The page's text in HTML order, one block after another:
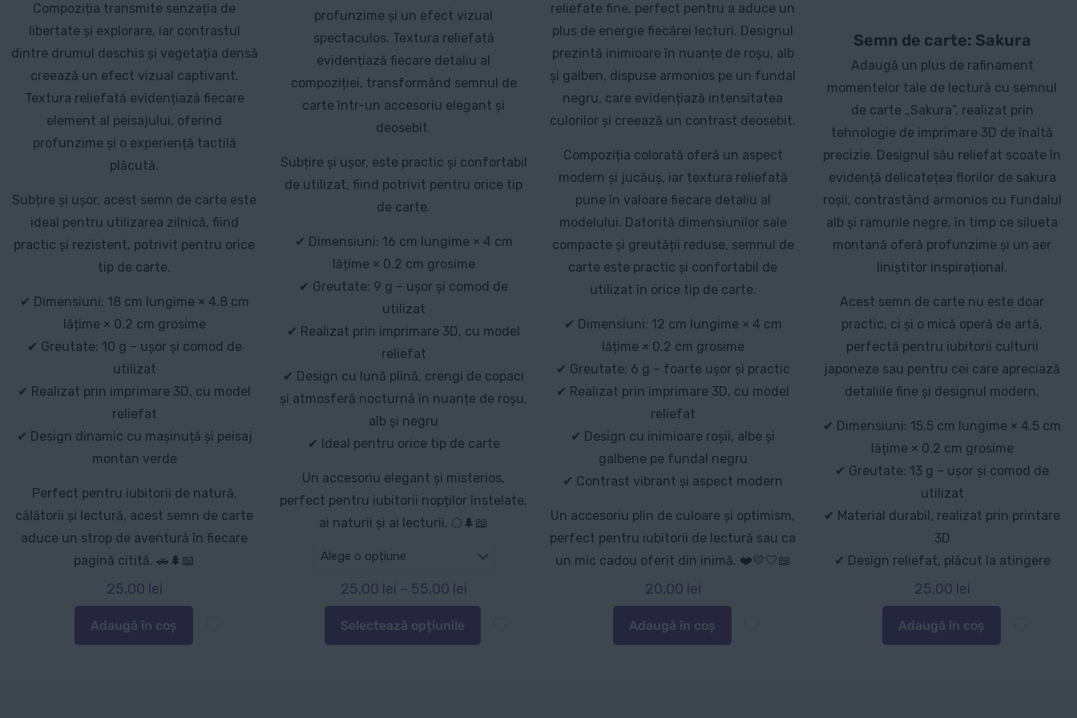
Compoziția transmite senzația de
libertate și explorare, iar contrastul
dintre drumul deschis și vegetația densă
creează un efect vizual captivant.
Textura reliefată evidențiază fiecare
element al peisajului, oferind
profunzime și o experiență tactilă
plăcută.
Subțire și ușor, acest semn de carte este
ideal pentru utilizarea zilnică, fiind
practic și rezistent, potrivit pentru orice
tip de carte.
✔ Dimensiuni: 18 cm lungime × 4.8 cm
lățime × 0.2 cm grosime
✔ Greutate: 10 g – ușor și comod de
utilizat
✔ Realizat prin imprimare 3D, cu model
reliefat
✔ Design dinamic cu mașinuță și peisaj
montan verde
Perfect pentru iubitorii de natură,
călătorii și lectură, acest semn de carte
aduce un strop de aventură în fiecare
pagină citită. 🚗🌲📖
25,00 lei
Adaugă în coș
profunzime și un efect vizual
spectaculos. Textura reliefată
evidențiază fiecare detaliu al
compoziției, transformând semnul de
carte într-un accesoriu elegant și
deosebit.
Subțire și ușor, este practic și confortabil
de utilizat, fiind potrivit pentru orice tip
de carte.
✔ Dimensiuni: 16 cm lungime × 4 cm
lățime × 0.2 cm grosime
✔ Greutate: 9 g – ușor și comod de
utilizat
✔ Realizat prin imprimare 3D, cu model
reliefat
✔ Design cu lună plină, crengi de copaci
și atmosferă nocturnă în nuanțe de roșu,
alb și negru
✔ Ideal pentru orice tip de carte
Un accesoriu elegant și misterios,
perfect pentru iubitorii nopților înstelate,
ai naturii și ai lecturii. 🌕🌲📖
25,00 lei – 55,00 lei
de
Selectează opțiunile
reliefate fine, perfect pentru a aduce un
plus de energie fiecărei lecturi. Designul
prezintă inimioare în nuanțe de roșu, alb
și galben, dispuse armonios pe un fundal
negru, care evidențiază intensitatea
culorilor și creează un contrast deosebit.
Compoziția colorată oferă un aspect
modern și jucăuș, iar textura reliefată
pune în valoare fiecare detaliu al
modelului. Datorită dimensiunilor sale
compacte și greutății reduse, semnul de
carte este practic și confortabil de
utilizat în orice tip de carte.
✔ Dimensiuni: 12 cm lungime × 4 cm
lățime × 0.2 cm grosime
✔ Greutate: 6 g – foarte ușor și practic
✔ Realizat prin imprimare 3D, cu model
reliefat
✔ Design cu inimioare roșii, albe și
galbene pe fundal negru
✔ Contrast vibrant și aspect modern
Un accesoriu plin de culoare și optimism,
perfect pentru iubitorii de lectură sau ca
un mic cadou oferit din inimă. ❤️💛🤍📖
20,00 lei
Adaugă în coș
Semn de carte: Sakura
Adaugă un plus de rafinament
momentelor tale de lectură cu semnul
de carte „Sakura”, realizat prin
tehnologie de imprimare 3D de înaltă
precizie. Designul său reliefat scoate în
evidență delicatețea florilor de sakura
roșii, contrastând armonios cu fundalul
alb și ramurile negre, în timp ce silueta
montană oferă profunzime și un aer
liniștitor inspirațional.
Acest semn de carte nu este doar
practic, ci și o mică operă de artă,
perfectă pentru iubitorii culturii
japoneze sau pentru cei care apreciază
detaliile fine și designul modern.
✔ Dimensiuni: 15.5 cm lungime × 4.5 cm
lățime × 0.2 cm grosime
✔ Greutate: 13 g – ușor și comod de
utilizat
✔ Material durabil, realizat prin printare
3D
✔ Design reliefat, plăcut la atingere
25,00 lei
Adaugă în coș